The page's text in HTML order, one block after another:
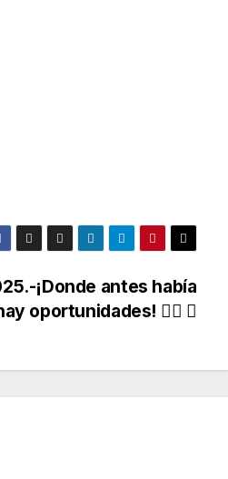
¡Donde antes había
oportunidades! 🙋‍♀️